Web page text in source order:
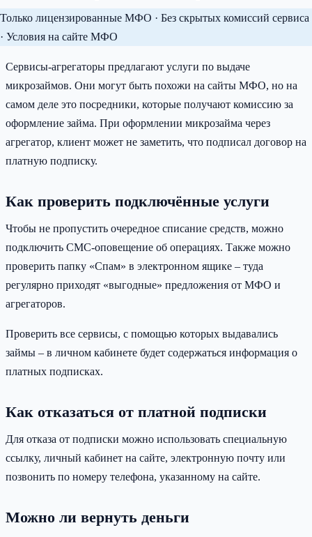
Только лицензированные МФО · Без скрытых комиссий сервиса
· Условия на сайте МФО
Сервисы-агрегаторы предлагают услуги по выдаче
микрозаймов. Они могут быть похожи на сайты МФО, но на
самом деле это посредники, которые получают комиссию за
оформление займа. При оформлении микрозайма через
агрегатор, клиент может не заметить, что подписал договор на
платную подписку.
Как проверить подключённые услуги
Чтобы не пропустить очередное списание средств, можно
подключить СМС-оповещение об операциях. Также можно
проверить папку «Спам» в электронном ящике – туда
регулярно приходят «выгодные» предложения от МФО и
агрегаторов.
Проверить все сервисы, с помощью которых выдавались
займы – в личном кабинете будет содержаться информация о
платных подписках.
Как отказаться от платной подписки
Для отказа от подписки можно использовать специальную
ссылку, личный кабинет на сайте, электронную почту или
позвонить по номеру телефона, указанному на сайте.
Можно ли вернуть деньги